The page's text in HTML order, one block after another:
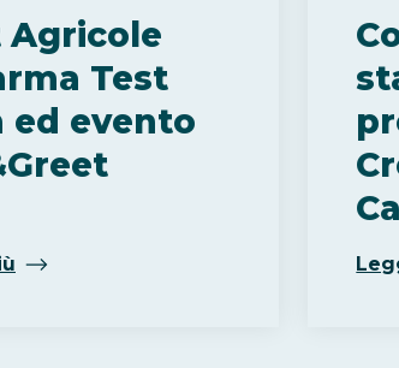
Agricole
Test
ed evento